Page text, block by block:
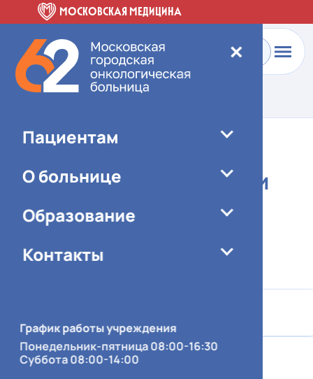
МОСКОВСКАЯ МЕДИЦИНА
✕
Пациентам
О больнице
Образование
Контакты
График работы учреждения
Понедельник-пятница 08:00-16:30
Суббота 08:00-14:00
Главная-Пациентам-Отделения больницы
Отдел внутреннего
контроля качества и
безопасности
медицинской
Пн - Пт
07:00 - 21:00